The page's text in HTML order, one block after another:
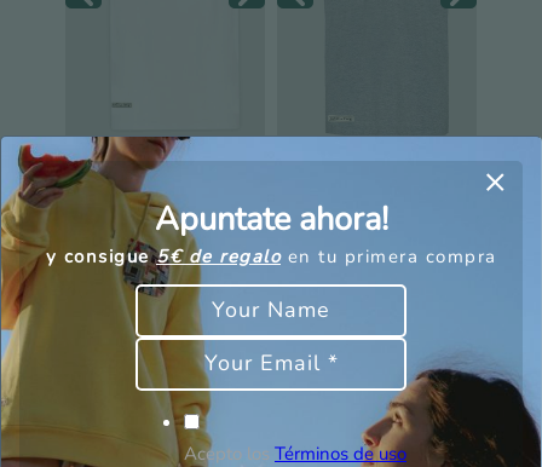
Camiseta Wolf
35,00€ 28,00€ 45,00€ 31,50
Apuntate ahora!
y consigue5€ de regaloen tu primera compra
Acepto los Términos de uso